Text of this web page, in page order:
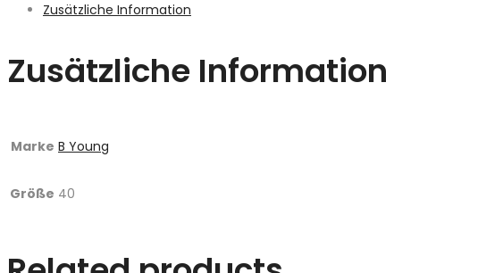
Zusätzliche Information
Zusätzliche Information
Marke B Young
Größe 40